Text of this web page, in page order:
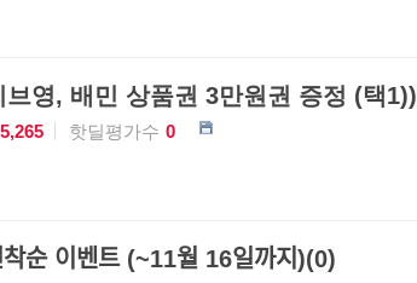
영, 배민 상품권 3만원권 증정 (택1))
5,265 핫딜평가수 0
명 선착순 이벤트 (~11월 16일까지)(0)